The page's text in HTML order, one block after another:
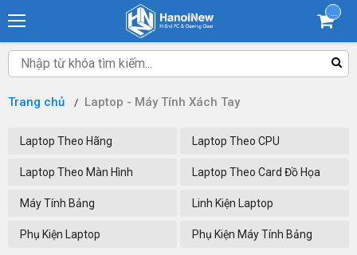
Trang chủ Laptop - Máy Tính Xách Tay
Laptop Theo Hãng Laptop Theo CPU
Laptop Theo Màn Hình Laptop Theo Card Đồ Họa
Máy Tính Bảng Linh Kiện Laptop
Phụ Kiện Laptop Phụ Kiện Máy Tính Bảng